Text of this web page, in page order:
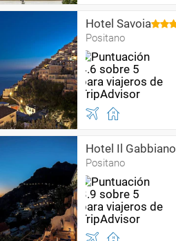
Hotel Savoia
Positano
Hotel Il Gabbiano
Positano